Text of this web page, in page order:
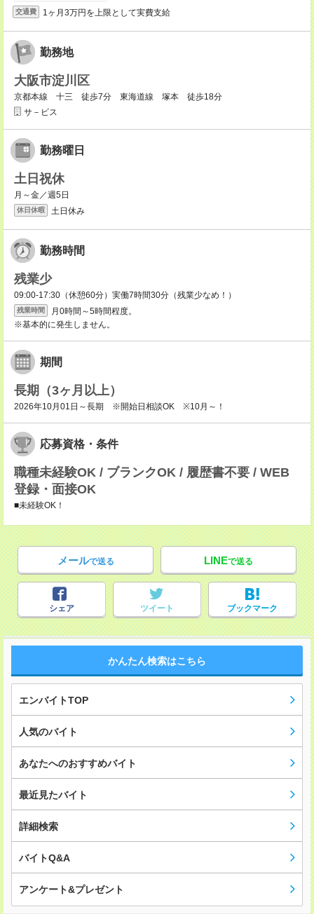
交通費 1ヶ月3万円を上限として実費支給
勤務地
大阪市淀川区
京都本線 十三 徒歩7分 東海道線 塚本 徒歩18分
サ－ビス
勤務曜日
土日祝休
月～金／週5日
休日休暇 土日休み
勤務時間
残業少
09:00-17:30（休憩60分）実働7時間30分（残業少なめ！）
残業時間
月0時間～5時間程度。
※基本的に発生しません。
期間
長期（3ヶ月以上）
2026年10月01日～長期 ※開始日相談OK ※10月～！
応募資格・条件
職種未経験OK / ブランクOK / 履歴書不要 / WEB
登録・面接OK
■未経験OK！
メールで送る LINEで送る
シェア ツイート ブックマーク
かんたん検索はこちら
エンバイトTOP
人気のバイト
あなたへのおすすめバイト
最近見たバイト
詳細検索
バイトQ&A
アンケート&プレゼント